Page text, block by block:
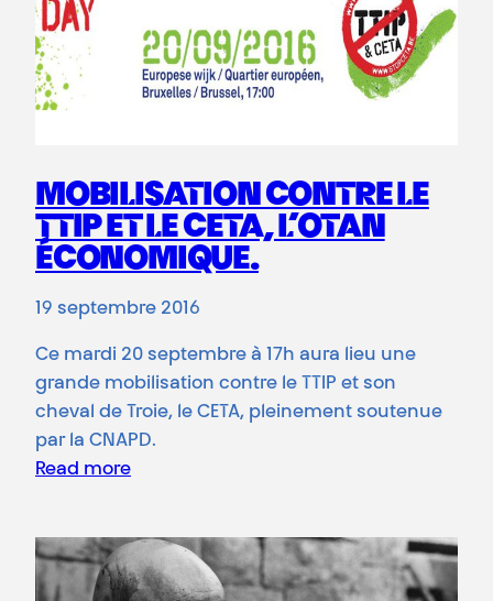
MOBILISATION CONTRE LE
TTIP ET LE CETA, L’OTAN
ÉCONOMIQUE.
19 septembre 2016
Ce mardi 20 septembre à 17h aura lieu une
grande mobilisation contre le TTIP et son
cheval de Troie, le CETA, pleinement soutenue
par la CNAPD.
Read more